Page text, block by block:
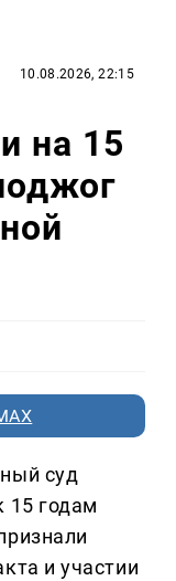
10.08.2026, 22:15
на 15
суд
15 годам
и участии